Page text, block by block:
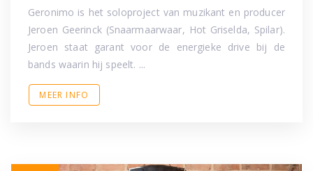
Geronimo is het soloproject van muzikant en producer
Jeroen Geerinck (Snaarmaarwaar, Hot Griselda, Spilar).
Jeroen staat garant voor de energieke drive bij de
bands waarin hij speelt. ...
MEER INFO